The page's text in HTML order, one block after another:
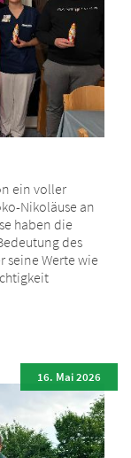
ein voller
Nikoläuse an
haben die
des
seine Werte wie
16. Mai 2026